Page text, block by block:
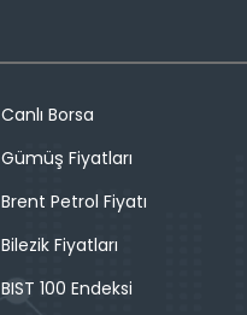
Canlı Borsa
Gümüş Fiyatları
Brent Petrol Fiyatı
Bilezik Fiyatları
BIST 100 Endeksi